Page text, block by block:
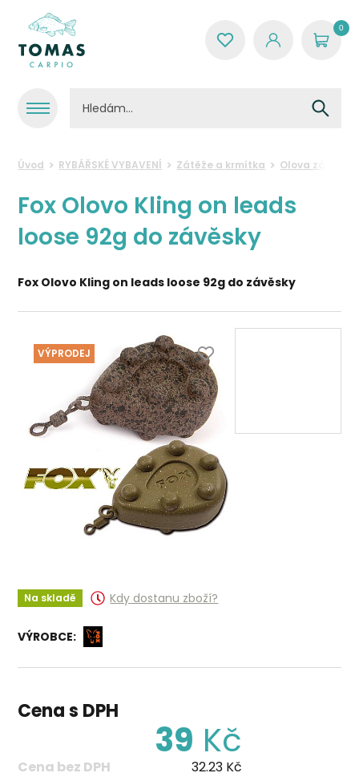
0
Úvod RYBÁŘSKÉ VYBAVENÍ Zátěže a krmítka Olova závěsná
Fox Olovo Kling on leads
loose 92g do závěsky
Fox Olovo Kling on leads loose 92g do závěsky
VÝPRODEJ
Na skladě Kdy dostanu zboží?
VÝROBCE:
Cena s DPH
39 Kč
Cena bez DPH 32.23 Kč